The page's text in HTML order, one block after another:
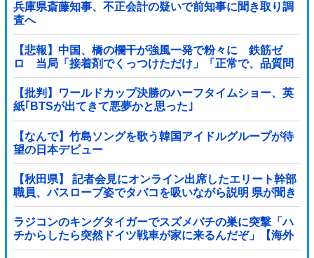
兵庫県斎藤知事、不正会計の疑いで前知事に聞き取り調
査へ
【悲報】中国、橋の欄干が強風一発で粉々に 鉄筋ゼ
ロ 当局「接着剤でくっつけただけ」「正常で、品質問
題はない」
【批判】ワールドカップ決勝のハーフタイムショー、英
紙｢BTSが出てきて悪夢かと思った｣
【なんで】竹島ソングを歌う韓国アイドルグループが待
望の日本デビュー
【秋田県】 記者会見にオンライン出席したエリート幹部
職員、バスローブ姿でタバコを吸いながら説明 県が聞き
取りへ
ラジコンのキングタイガーでスズメバチの巣に突撃「ハ
チからしたら突然ドイツ戦車が家に来るんだぞ」【海外
の反応】